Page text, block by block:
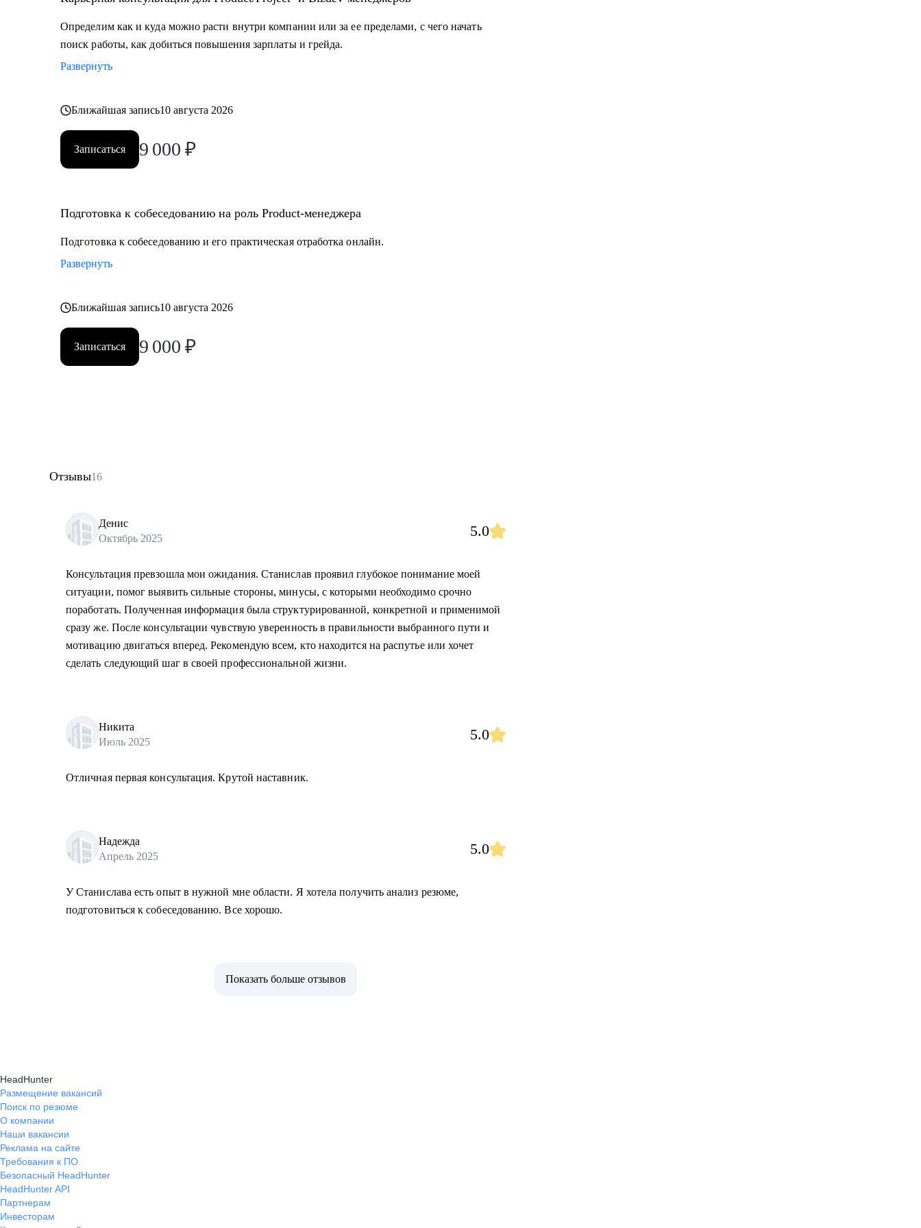
продуктом.
Кому могу помочь:
• Для уже опытных специалистов в сфере Project/Product- и Bizdev-менеджеров, которые хотят
Определим как и куда можно расти внутри компании или за ее пределами, с чего начать
поиск работы, как добиться повышения зарплаты и грейда.
Развернуть
Ближайшая запись10 августа 2026
Записаться 9 000 ₽
Подготовка к собеседованию на роль Product-менеджера
Подготовка к собеседованию и его практическая отработка онлайн.
Развернуть
Ближайшая запись10 августа 2026
Записаться 9 000 ₽
Отзывы16
Денис
Октябрь 2025
5.0
Консультация превзошла мои ожидания. Станислав проявил глубокое понимание моей
ситуации, помог выявить сильные стороны, минусы, c которыми необходимо срочно
поработать. Полученная информация была структурированной, конкретной и применимой
сразу же. После консультации чувствую уверенность в правильности выбранного пути и
мотивацию двигаться вперед. Рекомендую всем, кто находится на распутье или хочет
сделать следующий шаг в своей профессиональной жизни.
Никита
Июль 2025
5.0
Отличная первая консультация. Крутой наставник.
Надежда
Апрель 2025
5.0
У Станислава есть опыт в нужной мне области. Я хотела получить анализ резюме,
подготовиться к собеседованию. Все хорошо.
Показать больше отзывов
HeadHunter
Размещение вакансий
Поиск по резюме
О компании
Наши вакансии
Реклама на сайте
Требования к ПО
Безопасный HeadHunter
HeadHunter API
Партнерам
Инвесторам